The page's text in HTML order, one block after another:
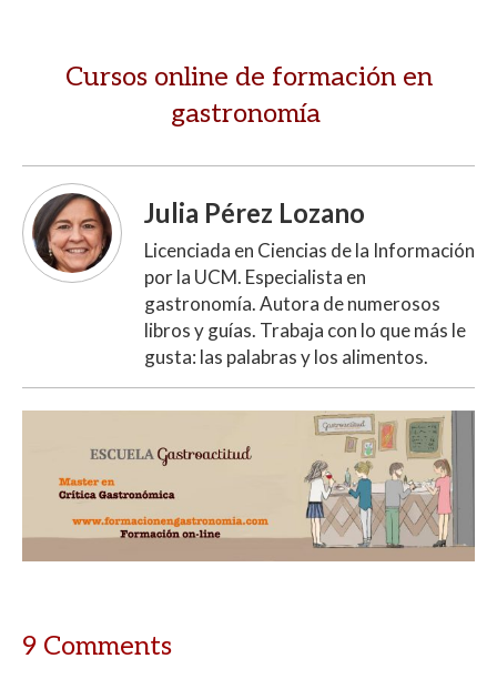
Cursos online de formación en
gastronomía
Julia Pérez Lozano
Licenciada en Ciencias de la Información
por la UCM. Especialista en
gastronomía. Autora de numerosos
libros y guías. Trabaja con lo que más le
gusta: las palabras y los alimentos.
9 Comments